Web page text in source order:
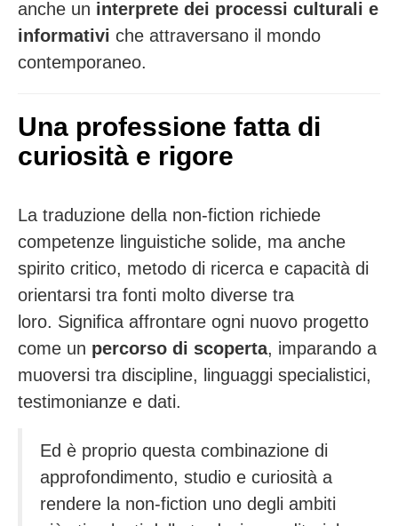
anche un interprete dei processi culturali e
informativi che attraversano il mondo
contemporaneo.
Una professione fatta di
curiosità e rigore
La traduzione della non-fiction richiede
competenze linguistiche solide, ma anche
spirito critico, metodo di ricerca e capacità di
orientarsi tra fonti molto diverse tra
loro. Significa affrontare ogni nuovo progetto
come un percorso di scoperta, imparando a
muoversi tra discipline, linguaggi specialistici,
testimonianze e dati.
Ed è proprio questa combinazione di
approfondimento, studio e curiosità a
rendere la non-fiction uno degli ambiti